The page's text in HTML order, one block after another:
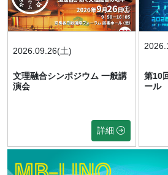
2026.06.16 MSLからのお知らせ
第11回 文理融合シンポジウム 量子ビ
2026.06.16 プレスリリース
交替磁性体でスイッチ可能なカイラル
国内最大級のスマートクラウドラボ
全国の研究者が時間や場所を超えて最
2026.07.29 トピックス
KEK測定器開発テストビームライン
J-PARC 50GeV 変電所における火災
トピックス
七夕講演会2026「はやぶさ2のおくり
る宇宙と生命」を開催
2026.09.26(土)
文理融合シンポジウム 一般講
演会
詳細
第10
ール